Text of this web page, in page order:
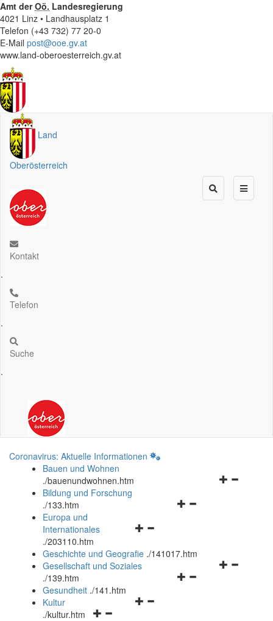
Amt derOö. Landesregierung
4021 Linz • Landhausplatz 1
Telefon (+43 732) 77 20-0
E-Mail post@ooe.gv.at
www.land-oberoesterreich.gv.at
Land
Oberösterreich
Kontakt
.
Telefon
.
Suche
.
Coronavirus: Aktuelle Informationen
Bauen und Wohnen
./bauenundwohnen.htm
Navigationsmenü
Bildung und Forschung
./133.htm
Navigationsmenü
und
schließen
Europa und
Internationales
./203110.htm
Geschichte und Geografie ./141017.htm
Navigationsmenü
Gesellschaft und Soziales
./139.htm
Navigationsmenü
Gesundheit ./141.htm
Navigationsmenü
Kultur
./kultur.htm